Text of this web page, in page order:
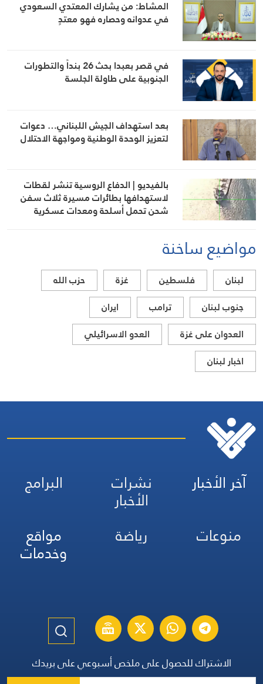
المشاط: من يشارك المعتدي السعودي
في عدوانه وحصاره فهو معتدٍ
في قصر بعبدا بحث 26 بنداً والتطورات
الجنوبية على طاولة الجلسة
بعد استهداف الجيش اللبناني… دعوات
لتعزيز الوحدة الوطنية ومواجهة الاحتلال
بالفيديو | الدفاع الروسية تنشر لقطات
لاستهدافها بطائرات مسيرة ثلاث سفن
شحن تحمل أسلحة ومعدات عسكرية
مواضيع ساخنة
لبنان فلسطين غزة
حزب الله
جنوب لبنان
ترامب
ايران
العدوان على غزة
العدو الاسرائيلي
اخبار لبنان
آخر الأخبار نشرات
الأخبار
البرامج
منوعات
رياضة مواقع
وخدمات
الاشتراك للحصول على ملخص أسبوعي على بريدك